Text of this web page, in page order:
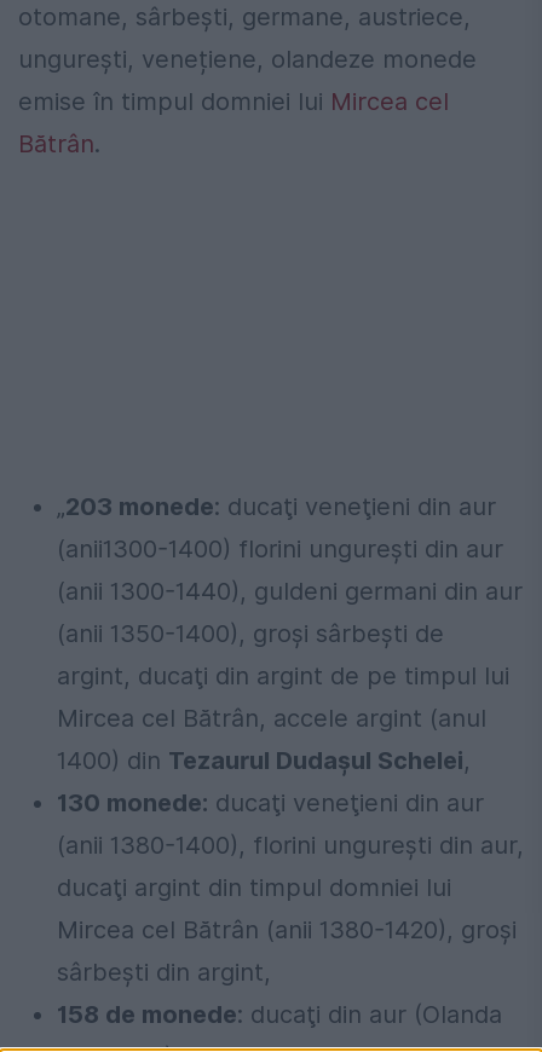
otomane, sârbești, germane, austriece,
ungurești, venețiene, olandeze monede
emise în timpul domniei lui Mircea cel
Bătrân.
„203 monede: ducaţi veneţieni din aur
(anii1300-1400) florini ungureşti din aur
(anii 1300-1440), guldeni germani din aur
(anii 1350-1400), groşi sârbeşti de
argint, ducaţi din argint de pe timpul lui
Mircea cel Bătrân, accele argint (anul
1400) din Tezaurul Dudaşul Schelei,
130 monede: ducaţi veneţieni din aur
(anii 1380-1400), florini ungureşti din aur,
ducaţi argint din timpul domniei lui
Mircea cel Bătrân (anii 1380-1420), groşi
sârbeşti din argint,
158 de monede: ducaţi din aur (Olanda